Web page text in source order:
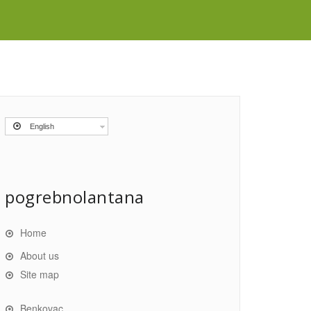
English
pogrebnolantana
Home
About us
Site map
Benkovac